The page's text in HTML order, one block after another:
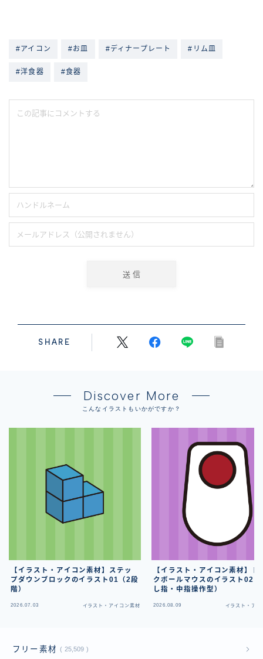
#アイコン #お皿 #ディナープレート #リム皿
#洋食器 #食器
SHARE
Discover More
こんなイラストもいかがですか？
【イラスト・アイコン素材】ステッ
プダウンブロックのイラスト01（2段
階）
2026.07.03 イラスト・アイコン素材
【イラスト・アイコン素材】ト
クボールマウスのイラスト02（
し指・中指操作型）
2026.08.09 イラスト・ア
フリー素材 25,509